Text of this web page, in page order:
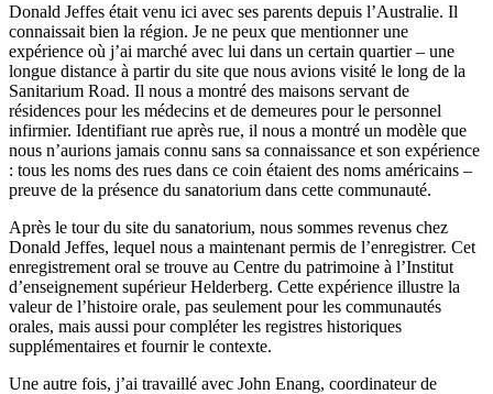
Donald Jeffes était venu ici avec ses parents depuis l’Australie. Il
connaissait bien la région. Je ne peux que mentionner une
expérience où j’ai marché avec lui dans un certain quartier – une
longue distance à partir du site que nous avions visité le long de la
Sanitarium Road. Il nous a montré des maisons servant de
résidences pour les médecins et de demeures pour le personnel
infirmier. Identifiant rue après rue, il nous a montré un modèle que
nous n’aurions jamais connu sans sa connaissance et son expérience
: tous les noms des rues dans ce coin étaient des noms américains –
preuve de la présence du sanatorium dans cette communauté.
Après le tour du site du sanatorium, nous sommes revenus chez
Donald Jeffes, lequel nous a maintenant permis de l’enregistrer. Cet
enregistrement oral se trouve au Centre du patrimoine à l’Institut
d’enseignement supérieur Helderberg. Cette expérience illustre la
valeur de l’histoire orale, pas seulement pour les communautés
orales, mais aussi pour compléter les registres historiques
supplémentaires et fournir le contexte.
Une autre fois, j’ai travaillé avec John Enang, coordinateur de